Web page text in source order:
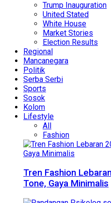
Trump Inauguration
United Stated
White House
Market Stories
Election Results
Regional
Mancanegara
Politik
Serba Serbi
Sports
Sosok
Kolom
Lifestyle
All
Fashion
Tren Fashion
Tone, Gaya Minimalis